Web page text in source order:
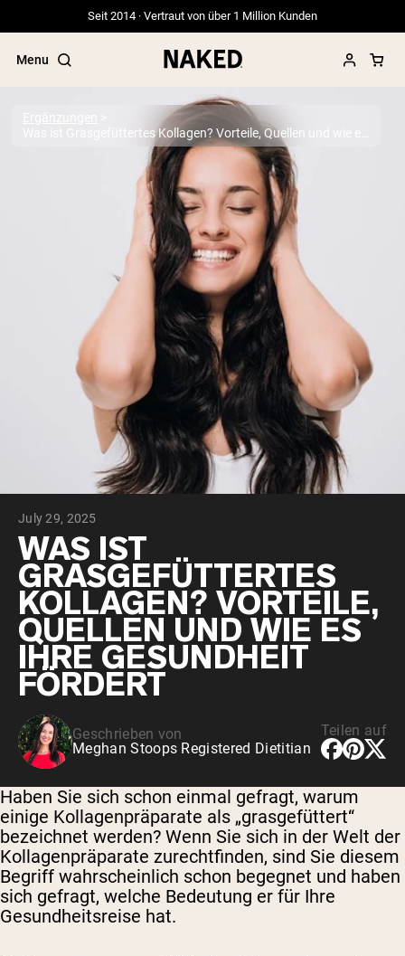
Seit 2014 · Vertraut von über 1 Million Kunden
Menu
July 29, 2025
WAS IST
GRASGEFÜTTERTES
KOLLAGEN? VORTEILE,
QUELLEN UND WIE ES
IHRE GESUNDHEIT
FÖRDERT
Geschrieben von
Meghan Stoops Registered Dietitian
Teilen auf
Haben Sie sich schon einmal gefragt, warum
einige Kollagenpräparate als „grasgefüttert“
bezeichnet werden? Wenn Sie sich in der Welt der
Kollagenpräparate zurechtfinden, sind Sie diesem
Begriff wahrscheinlich schon begegnet und haben
sich gefragt, welche Bedeutung er für Ihre
Gesundheitsreise hat.